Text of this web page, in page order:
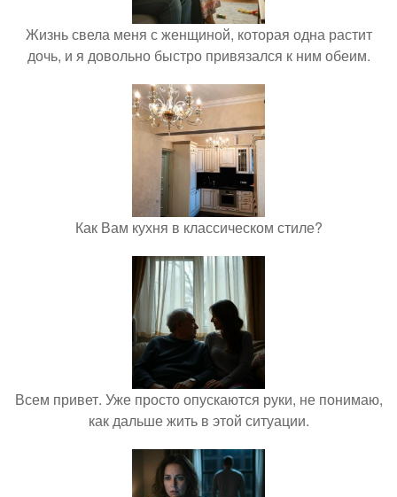
Жизнь свела меня с женщиной, которая одна растит
дочь, и я довольно быстро привязался к ним обеим.
Как Вам кухня в классическом стиле?
Всем привет. Уже просто опускаются руки, не понимаю,
как дальше жить в этой ситуации.